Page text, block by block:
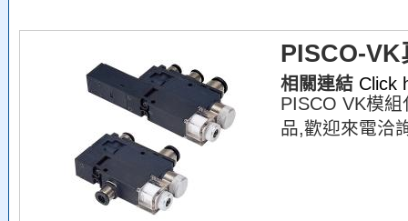
PISCO-VK
相關連結 Click
PISCO VK模
品,歡迎來電洽